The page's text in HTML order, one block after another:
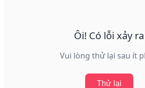
Ôi! Có lỗi xảy ra
Vui lòng thử lại sau ít
Thử lại